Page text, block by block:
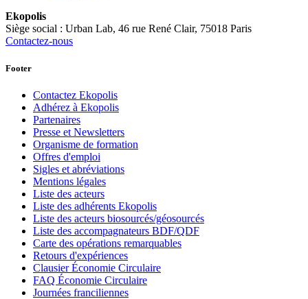
Ekopolis
Siège social : Urban Lab, 46 rue René Clair, 75018 Paris
Contactez-nous
Footer
Contactez Ekopolis
Adhérez à Ekopolis
Partenaires
Presse et Newsletters
Organisme de formation
Offres d'emploi
Sigles et abréviations
Mentions légales
Liste des acteurs
Liste des adhérents Ekopolis
Liste des acteurs biosourcés/géosourcés
Liste des accompagnateurs BDF/QDF
Carte des opérations remarquables
Retours d'expériences
Clausier Économie Circulaire
FAQ Économie Circulaire
Journées franciliennes